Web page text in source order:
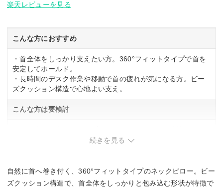
楽天レビューを見る
こんな方におすすめ
・首全体をしっかり支えたい方。360°フィットタイプで首を
安定してホールド。
・長時間のデスク作業や移動で首の疲れが気になる方。ビー
ズクッション構造で心地よい支え。
こんな方は要検討
続きを見る
自然に首へ巻き付く、360°フィットタイプのネックピロー。ビー
ズクッション構造で、首全体をしっかりと包み込む形状が特徴で